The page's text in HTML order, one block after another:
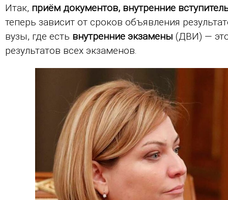
Итак, приём документов, внутренние
теперь зависит от сроков объявления
вузы, где есть внутренние экзамены (ДВИ) —
результатов всех экзаменов.